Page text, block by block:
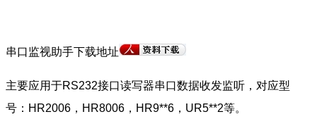
串口监视助手下载地址
主要应用于RS232接口读写器串口数据收发监听，对应型
号：HR2006，HR8006，HR9**6，UR5**2等。